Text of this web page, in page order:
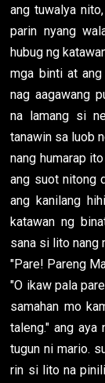
ang tuwalya
parin nyang
hubug ng
mga binti at
nag aagawang
na lamang si
tanawin sa luob
nang humarap
ang suot nitong
ang kanilang
katawan ng
sana si lito nang
"Pare! Pareng
"O ikaw pala
samahan mo
taleng." ang aya
tugun ni mario.
rin si lito na